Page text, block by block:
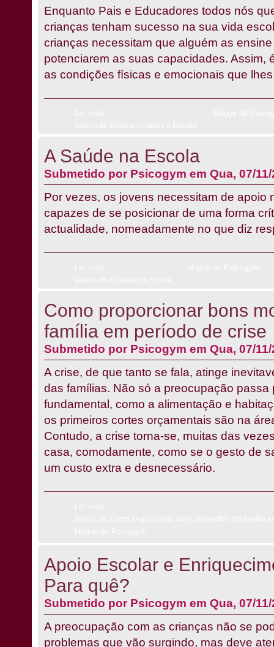
Enquanto Pais e Educadores todos nós
crianças tenham sucesso na sua vida
crianças necessitam que alguém as
potenciarem as suas capacidades. Assim,
as condições físicas e emocionais que
A Saúde na Escola
Submetido por Psicogym em Qua, 07/
Por vezes, os jovens necessitam de apoio
capazes de se posicionar de uma forma
actualidade, nomeadamente no que diz
Como proporcionar bons
família em período de crise
Submetido por Psicogym em Qua, 07/
A crise, de que tanto se fala, atinge
das famílias. Não só a preocupação passa
fundamental, como a alimentação e
os primeiros cortes orçamentais são na
Contudo, a crise torna-se, muitas das
casa, comodamente, como se o gesto de
um custo extra e desnecessário.
Apoio Escolar e
Para quê?
Submetido por Psicogym em Qua, 07/
A preocupação com as crianças não se
problemas que vão surgindo, mas deve